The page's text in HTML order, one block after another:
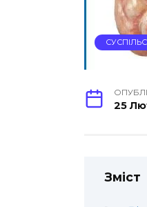
25
Зміст